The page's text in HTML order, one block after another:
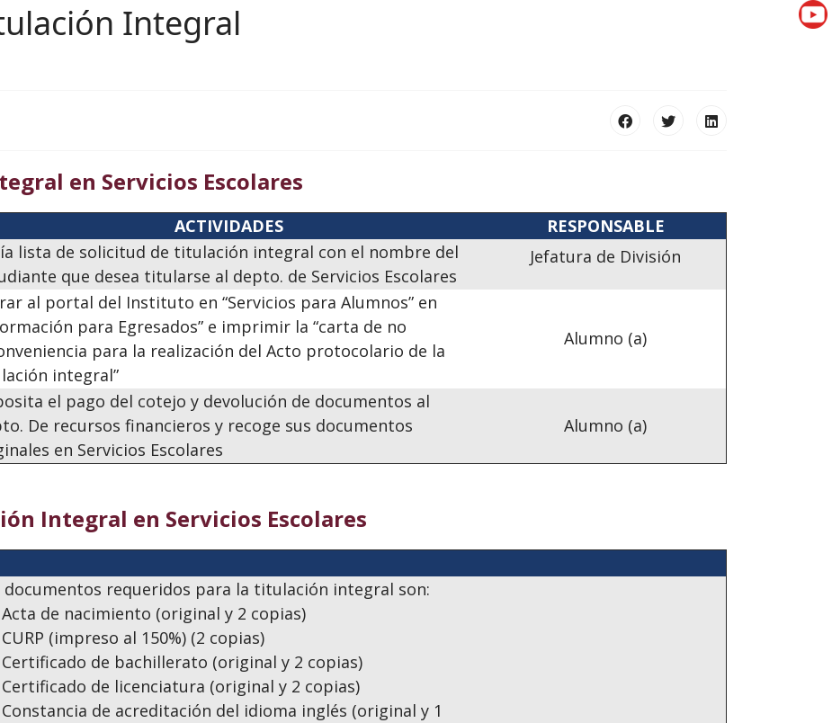
Integral
en Servicios Escolares
ACTIVIDADES
RESPONSABLE
lista de solicitud de titulación integral con el nombre del
que desea titularse al depto. de Servicios Escolares
Jefatura de División
al portal del Instituto en “Servicios para Alumnos” en
para Egresados” e imprimir la “carta de no
para la realización del Acto protocolario de la
integral”
Alumno (a)
el pago del cotejo y devolución de documentos al
De recursos financieros y recoge sus documentos
en Servicios Escolares
Alumno (a)
Integral en Servicios Escolares
documentos requeridos para la titulación integral son:
Acta de nacimiento (original y 2 copias)
CURP (impreso al 150%) (2 copias)
Certificado de bachillerato (original y 2 copias)
Certificado de licenciatura (original y 2 copias)
Constancia de acreditación del idioma inglés (original y 1